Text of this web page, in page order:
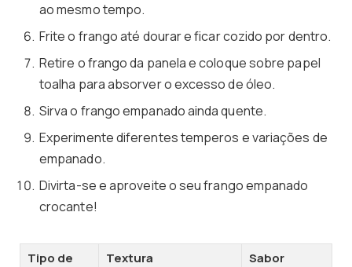
ao mesmo tempo.
Frite o frango até dourar e ficar cozido por dentro.
Retire o frango da panela e coloque sobre papel
toalha para absorver o excesso de óleo.
Sirva o frango empanado ainda quente.
Experimente diferentes temperos e variações de
empanado.
Divirta-se e aproveite o seu frango empanado
crocante!
Tipo de
Textura Sabor